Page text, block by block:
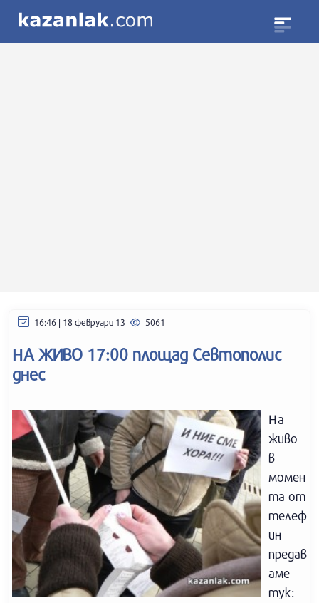
16:46 | 18 февруари 13 5061
НА ЖИВО 17:00 площад Севтополис
днес
На
живо
в
момен
та от
телеф
ин
предав
аме
тук: